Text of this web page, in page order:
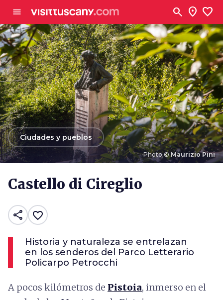
menu search location_on favorite
Photo ©Maurizio Pini
arrow_backCiudades y pueblos
Castello di Cireglio
share favorite_border
Historia y naturaleza se entrelazan
en los senderos del Parco Letterario
Policarpo Petrocchi
A pocos kilómetros de Pistoia, inmerso en el